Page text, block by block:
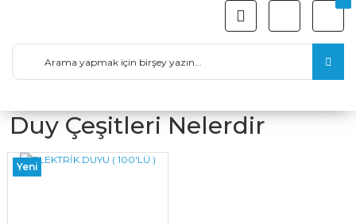
Duy Çeşitleri Nelerdir
Yeni